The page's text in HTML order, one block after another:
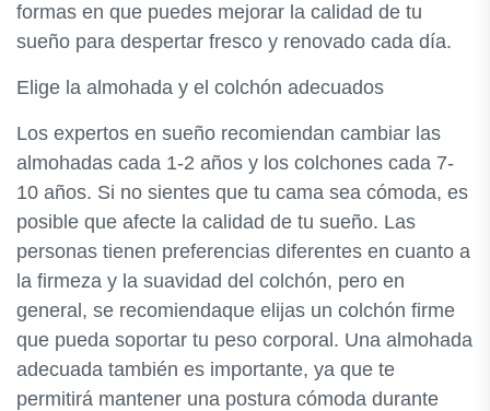
formas en que puedes mejorar la calidad de tu
sueño para despertar fresco y renovado cada día.
Elige la almohada y el colchón adecuados
Los expertos en sueño recomiendan cambiar las
almohadas cada 1-2 años y los colchones cada 7-
10 años. Si no sientes que tu cama sea cómoda, es
posible que afecte la calidad de tu sueño. Las
personas tienen preferencias diferentes en cuanto a
la firmeza y la suavidad del colchón, pero en
general, se recomiendaque elijas un colchón firme
que pueda soportar tu peso corporal. Una almohada
adecuada también es importante, ya que te
permitirá mantener una postura cómoda durante